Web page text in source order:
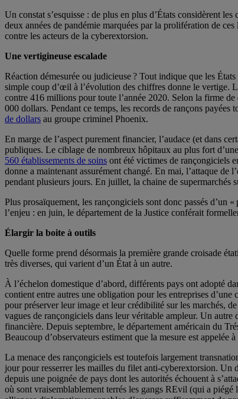
Un constat s’esquisse : de plus en plus d’États considèrent
deux années de pandémie marquées par la prolifération de
contre les acteurs de la cyberextorsion.
Une vertigineuse escalade
Réaction démesurée ou judicieuse ? Tout indique que les
simple coup d’œil à l’évolution des chiffres donne le vertige.
contre 416 millions pour toute l’année 2020. Selon la firme
000 dollars. Pendant ce temps, les records de rançons payées
de dollars au groupe criminel Phoenix.
En marge de l’aspect purement financier, l’audace (et dans
publiques. Le ciblage de nombreux hôpitaux au plus fort
560 établissements de soins ont été victimes de rançongiciels
donne a maintenant assurément changé. En mai, l’attaque de
pendant plusieurs jours. En juillet, la chaine de supermarchés
Plus prosaïquement, les rançongiciels sont donc passés d’un
l’enjeu : en juin, le département de la Justice conférait
Élargir la boite à outils
Quelle forme prend désormais la première grande croisade
très diverses, qui varient d’un État à un autre.
À l’échelon domestique d’abord, différents pays ont adopté
contient entre autres une obligation pour les entreprises
pour préserver leur image et leur crédibilité sur les marchés,
vagues de rançongiciels dans leur véritable ampleur. Un autre
financière. Depuis septembre, le département américain du
Beaucoup d’observateurs estiment que la mesure est appelée
La menace des rançongiciels est toutefois largement
jour pour resserrer les mailles du filet anti-cyberextorsion. Un
depuis une poignée de pays dont les autorités échouent à
où sont vraisemblablement terrés les gangs REvil (qui a piégé